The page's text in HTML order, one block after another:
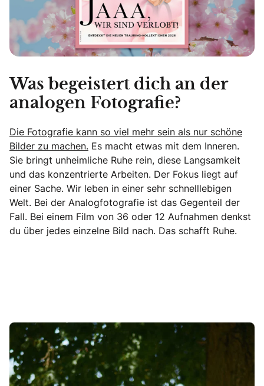
Was begeistert dich an der
analogen Fotografie?
Die Fotografie kann so viel mehr sein als nur schöne
Bilder zu machen. Es macht etwas mit dem Inneren.
Sie bringt unheimliche Ruhe rein, diese Langsamkeit
und das konzentrierte Arbeiten. Der Fokus liegt auf
einer Sache. Wir leben in einer sehr schnelllebigen
Welt. Bei der Analogfotografie ist das Gegenteil der
Fall. Bei einem Film von 36 oder 12 Aufnahmen denkst
du über jedes einzelne Bild nach. Das schafft Ruhe.